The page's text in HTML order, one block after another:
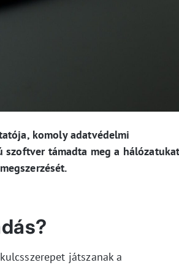
komoly adatvédelmi
szoftver támadta meg a
játszanak a